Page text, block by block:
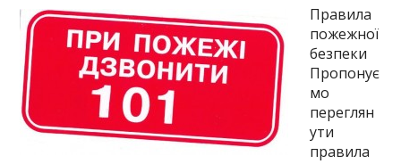
Правила
пожежної
безпеки
Пропонує
мо
переглян
ути
правила